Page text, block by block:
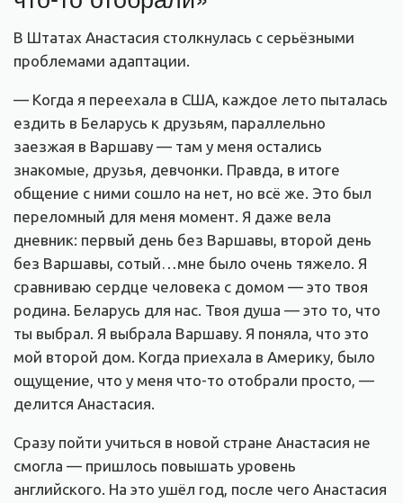
В Штатах Анастасия столкнулась с серьёзными
проблемами адаптации.
— Когда я переехала в США, каждое лето пыталась
ездить в Беларусь к друзьям, параллельно
заезжая в Варшаву — там у меня остались
знакомые, друзья, девчонки. Правда, в итоге
общение с ними сошло на нет, но всё же. Это был
переломный для меня момент. Я даже вела
дневник: первый день без Варшавы, второй день
без Варшавы, сотый…мне было очень тяжело. Я
сравниваю сердце человека с домом — это твоя
родина. Беларусь для нас. Твоя душа — это то, что
ты выбрал. Я выбрала Варшаву. Я поняла, что это
мой второй дом. Когда приехала в Америку, было
ощущение, что у меня что-то отобрали просто, —
делится Анастасия.
Сразу пойти учиться в новой стране Анастасия не
смогла — пришлось повышать уровень
английского. На это ушёл год, после чего Анастасия